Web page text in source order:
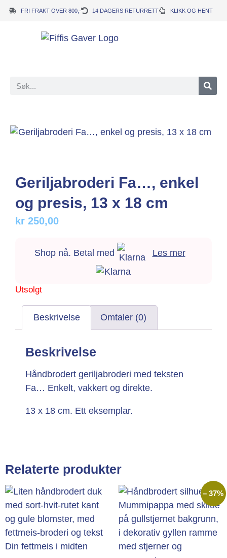
FRI FRAKT OVER 800,- 14 DAGERS RETURRETT KLIKK OG HENT
Geriljabroderi Fa…, enkel
og presis, 13 x 18 cm
kr 250,00
Shop nå. Betal med Les mer
Utsolgt
Beskrivelse Omtaler (0)
Beskrivelse
Håndbrodert geriljabroderi med teksten
Fa… Enkelt, vakkert og direkte.
13 x 18 cm. Ett eksemplar.
Relaterte produkter
– 37%